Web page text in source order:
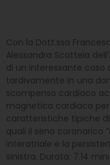
Con la Dott.ssa
Alessandra Scatteia
di un interessante caso
tardivamente in una
scompenso cardiaco
magnetica cardiaca
caratteristiche tipiche
quali il seno coronarico
interatriale e la
sinistra. Durata: 7.14